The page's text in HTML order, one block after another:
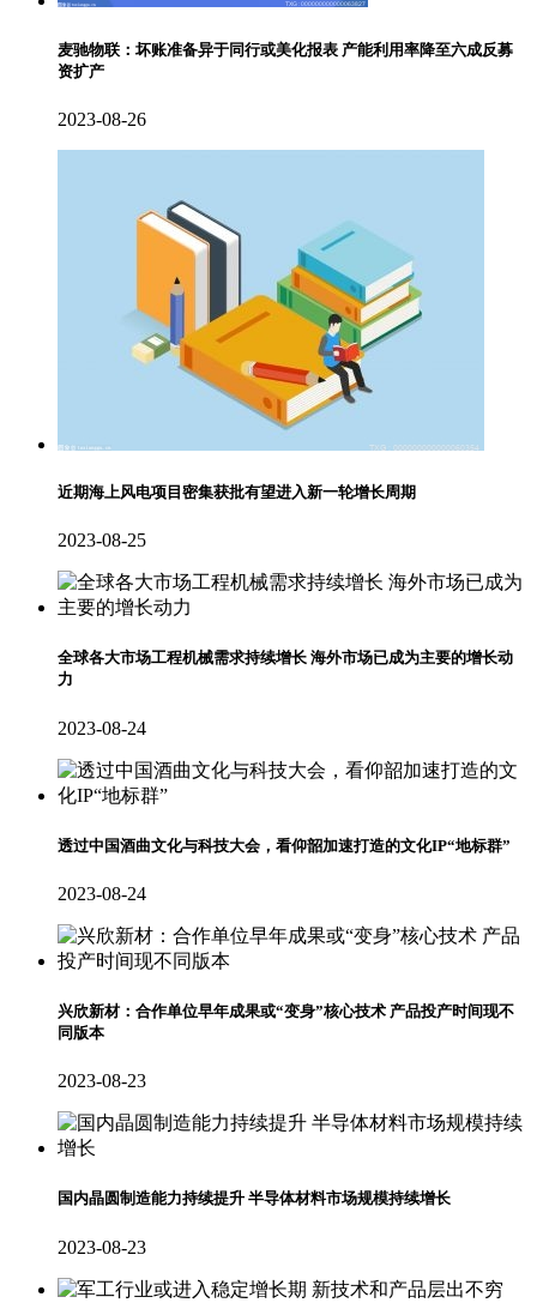
麦驰物联：坏账准备异于同行或美化报表 产能利用率降至六成反募
资扩产
2023-08-26
近期海上风电项目密集获批有望进入新一轮增长周期
2023-08-25
全球各大市场工程机械需求持续增长 海外市场已成为主要的增长动
力
2023-08-24
透过中国酒曲文化与科技大会，看仰韶加速打造的文化IP“地标群”
2023-08-24
兴欣新材：合作单位早年成果或“变身”核心技术 产品投产时间现不
同版本
2023-08-23
国内晶圆制造能力持续提升 半导体材料市场规模持续增长
2023-08-23